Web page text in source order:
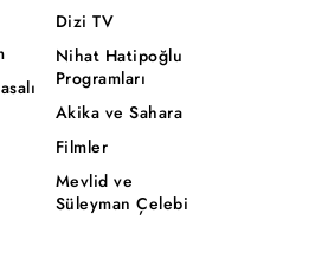
Dizi TV
Nihat Hatipoğlu
Programları
Akika ve Sahara
Filmler
Mevlid ve
Süleyman Çelebi